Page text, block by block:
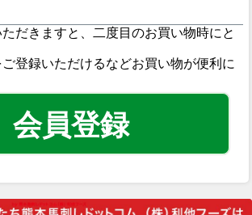
だきますと、二度目のお買い物時にと
登録いただけるなどお買い物が便利に
会員登録